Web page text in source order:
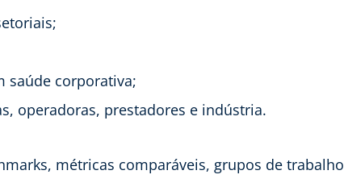
saúde corporativa;
operadoras, prestadores e indústria.
métricas comparáveis, grupos de trabalho